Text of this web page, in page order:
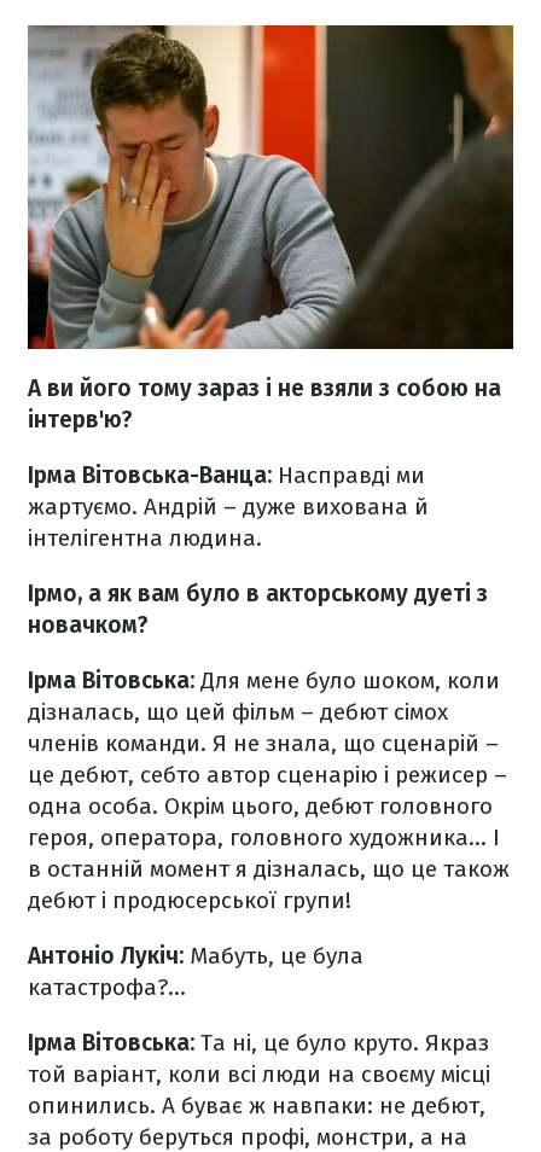
А ви його тому зараз і не взяли з собою на
інтерв'ю?
Ірма Вітовська-Ванца: Насправді ми
жартуємо. Андрій – дуже вихована й
інтелігентна людина.
Ірмо, а як вам було в акторському дуеті з
новачком?
Ірма Вітовська: Для мене було шоком, коли
дізналась, що цей фільм – дебют сімох
членів команди. Я не знала, що сценарій –
це дебют, себто автор сценарію і режисер –
одна особа. Окрім цього, дебют головного
героя, оператора, головного художника... І
в останній момент я дізналась, що це також
дебют і продюсерської групи!
Антоніо Лукіч: Мабуть, це була
катастрофа?...
Ірма Вітовська: Та ні, це було круто. Якраз
той варіант, коли всі люди на своєму місці
опинились. А буває ж навпаки: не дебют,
за роботу беруться профі, монстри, а на